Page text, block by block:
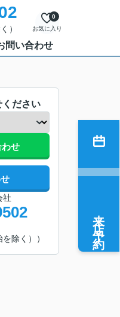
） お気に入り
0
問い合わせ
ください
せ
社
除く））
来店予約